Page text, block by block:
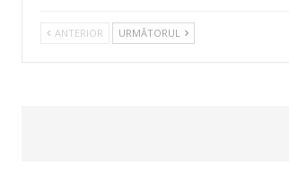
ANTERIOR URMĂTORUL